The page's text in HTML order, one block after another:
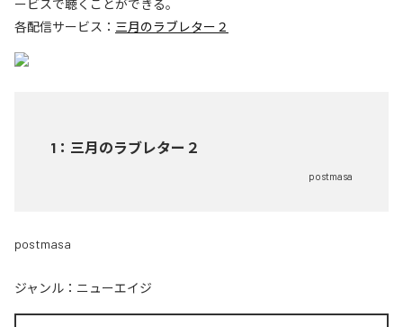
ービスで聴くことができる。
各配信サービス： 三月のラブレター２
1 ： 三月のラブレター２
postmasa
postmasa
ジャンル： ニューエイジ